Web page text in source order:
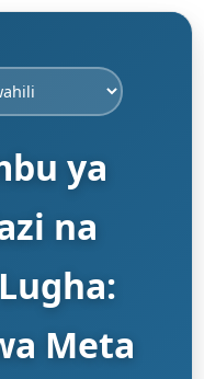
ya
na
Meta